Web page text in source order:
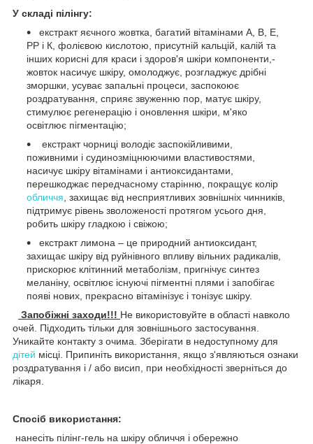
У складі пілінгу:
екстракт яєчного жовтка, багатий вітамінами А, B, Е,
РР і К, фолієвою кислотою, присутній кальцій, калій та
інших корисні для краси і здоров'я шкіри компоненти,-
жовток насичує шкіру, омолоджує, розгладжує дрібні
зморшки, усуває запальні процеси, заспокоює
роздратування, сприяє звуженню пор, матує шкіру,
стимулює регенерацію і оновлення шкіри, м'яко
освітлює пігментацію;
екстракт чорниці володіє заспокійливими,
поживними і судинозміцнюючими властивостями,
насичує шкіру вітамінами і антиоксидантами,
перешкоджає передчасному старінню, покращує колір
обличчя , захищає від несприятливих зовнішніх чинників,
підтримує рівень зволоженості протягом усього дня,
робить шкіру гладкою і свіжою;
екстракт лимона – це природний антиоксидант,
захищає шкіру від руйнівного впливу вільних радикалів,
прискорює клітинний метаболізм, пригнічує синтез
меланіну, освітлює існуючі пігментні плями і запобігає
появі нових, прекрасно вітамінізує і тонізує шкіру.
Запобіжні заходи!!! Не використовуйте в області навколо
очей. Підходить тільки для зовнішнього застосування.
Уникайте контакту з очима. Зберігати в недоступному для
дітей місці. Припиніть використання, якщо з'являються ознаки
роздратування і / або висип, при необхідності зверніться до
лікаря.
Спосіб використання:
нанесіть пілінг-гель на шкіру обличчя і обережно